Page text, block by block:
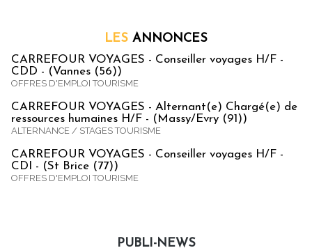
LES ANNONCES
CARREFOUR VOYAGES - Conseiller voyages H/F -
CDD - (Vannes (56))
OFFRES D'EMPLOI TOURISME
CARREFOUR VOYAGES - Alternant(e) Chargé(e) de
ressources humaines H/F - (Massy/Evry (91))
ALTERNANCE / STAGES TOURISME
CARREFOUR VOYAGES - Conseiller voyages H/F -
CDI - (St Brice (77))
OFFRES D'EMPLOI TOURISME
PUBLI-NEWS